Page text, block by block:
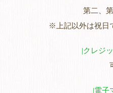
第二、
※上記以外は祝日
クレジ
電子